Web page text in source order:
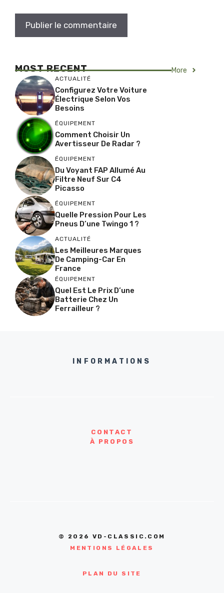
MOST RECENT More
ACTUALITÉ
Configurez Votre Voiture
Électrique Selon Vos
Besoins
ÉQUIPEMENT
Comment Choisir Un
Avertisseur De Radar ?
ÉQUIPEMENT
Du Voyant FAP Allumé Au
Filtre Neuf Sur C4
Picasso
ÉQUIPEMENT
Quelle Pression Pour Les
Pneus D’une Twingo 1 ?
ACTUALITÉ
Les Meilleures Marques
De Camping-Car En
France
ÉQUIPEMENT
Quel Est Le Prix D’une
Batterie Chez Un
Ferrailleur ?
INFORMATIONS
CONTACT
À PROPOS
© 2026 VD-CLASSIC.COM
MENTIONS LÉGALES
PLAN DU SITE